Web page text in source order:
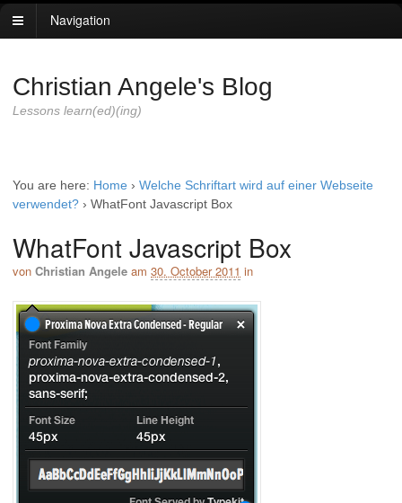
Navigation
Christian Angele's Blog
Lessons learn(ed)(ing)
You are here: Home › Welche Schriftart wird auf einer Webseite
verwendet? › WhatFont Javascript Box
WhatFont Javascript Box
von Christian Angele am 30. October 2011 in